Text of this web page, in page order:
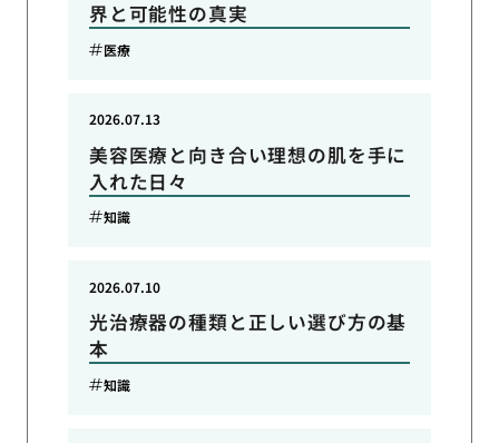
界と可能性の真実
医療
美容医療と向き合い理想の肌を手に
入れた日々
2026.07.13
知識
光治療器の種類と正しい選び方の基
本
2026.07.10
知識